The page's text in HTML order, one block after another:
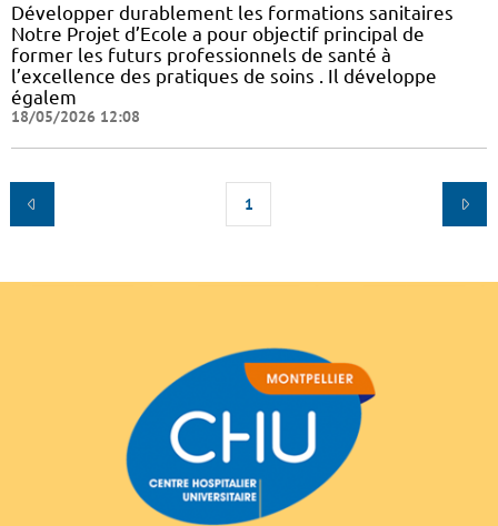
Développer durablement les formations sanitaires
Notre Projet d’Ecole a pour objectif principal de
former les futurs professionnels de santé à
l’excellence des pratiques de soins . Il développe
égalem
18/05/2026 12:08
1